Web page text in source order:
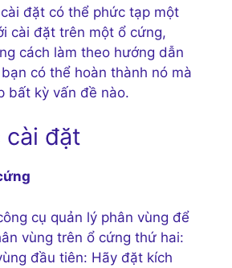
đặt có thể phức tạp một
cài đặt trên một ổ cứng,
cách làm theo hướng dẫn
có thể hoàn thành nó mà
bất kỳ vấn đề nào.
cài đặt
cụ quản lý phân vùng để
vùng trên ổ cứng thứ hai:
đầu tiên: Hãy đặt kích